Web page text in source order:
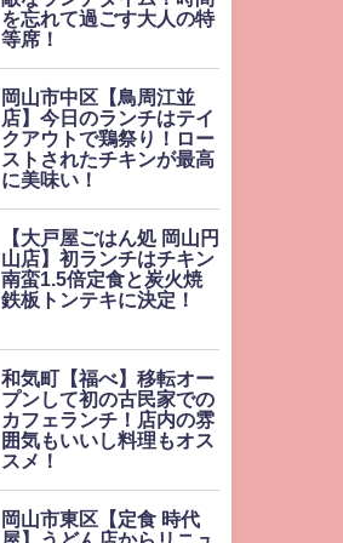
を忘れて過ごす大人の特
等席！
岡山市中区【鳥周江並
店】今日のランチはテイ
クアウトで鶏祭り！ロー
ストされたチキンが最高
に美味い！
【大戸屋ごはん処 岡山円
山店】初ランチはチキン
南蛮1.5倍定食と炭火焼
鉄板トンテキに決定！
和気町【福べ】移転オー
プンして初の古民家での
カフェランチ！店内の雰
囲気もいいし料理もオス
スメ！
岡山市東区【定食 時代